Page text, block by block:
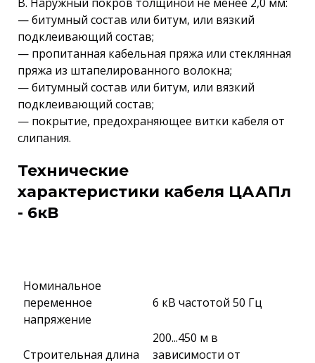
— битумный состав или битум, или вязкий
подклеивающий состав;
— пропитанная кабельная пряжа или стеклянная
пряжа из штапелированного волокна;
— битумный состав или битум, или вязкий
подклеивающий состав;
— покрытие, предохраняющее витки кабеля от
слипания.
Технические
характеристики кабеля ЦААПл
- 6кВ
Номинальное
переменное
напряжение
6 кВ частотой 50 Гц
Строительная длина
200...450 м в
зависимости от